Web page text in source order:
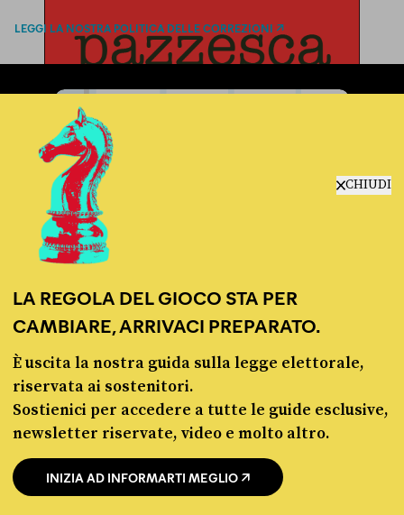
Pagella Politica Verdetto:
Panzana Pazzesca
«Ma dire che lo spread ci è già costato,
Ministro del Lavoro e dello
Sviluppo Economico
https://www.youtube.com/watch?
v=M8HFCUh4bgg&t=162s#t=2m35s
CHIUDI
LA REGOLA DEL GIOCO STA PER
CAMBIARE, ARRIVACI PREPARATO.
È uscita la nostra guida sulla legge elettorale,
riservata ai sostenitori.
Sostienici per accedere a tutte le guide esclusive,
newsletter riservate, video e molto altro.
INIZIA AD INFORMARTI MEGLIO
LEGGI LA NOSTRA POLITICA DELLE CORREZIONI
NEWSLETTER
POLITICA DI UN CERTO GENERE
In questa newsletter proviamo a capire perché le